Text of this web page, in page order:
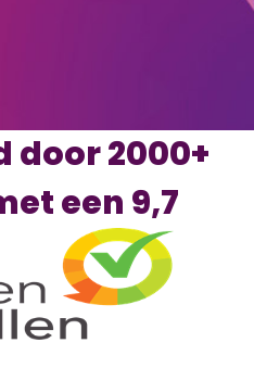
door 2000+
een 9,7